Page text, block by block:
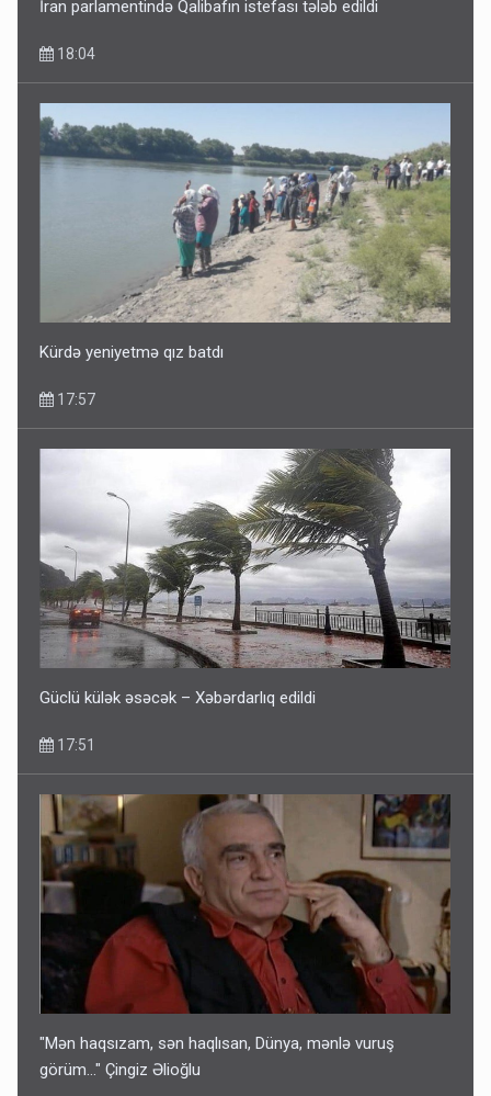
Dünyanı idarə edənlər insanlığın başını bu şou ilə qatır
Fırıldaqçıların yeni silahı: Süni intellekt - Bunları etməzdən
əvvəl diqqətli olun
10:56
Kürdə yeniyetmə qız batdı
Güclü külək əsəcək – Xəbərdarlıq edildi
"Mən haqsızam, sən haqlısan, Dünya, mənlə vuruş
görüm..." Çingiz Əlioğlu